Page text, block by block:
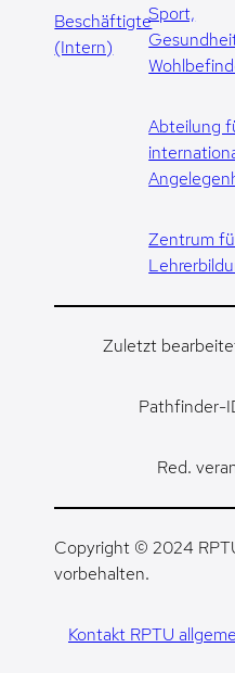
Beschäftigte
(Intern)
Sport,
Abteilung
Zentrum
Zuletzt
Pathfinder-
Red.
Copyright © 2024
vorbehalten.
Kontakt RPTU